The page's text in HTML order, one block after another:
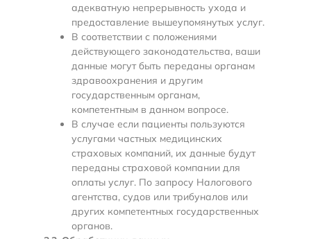
адекватную непрерывность ухода и
предоставление вышеупомянутых услуг.
В соответствии с положениями
действующего законодательства, ваши
данные могут быть переданы органам
здравоохранения и другим
государственным органам,
компетентным в данном вопросе.
В случае если пациенты пользуются
услугами частных медицинских
страховых компаний, их данные будут
переданы страховой компании для
оплаты услуг. По запросу Налогового
агентства, судов или трибуналов или
других компетентных государственных
органов.